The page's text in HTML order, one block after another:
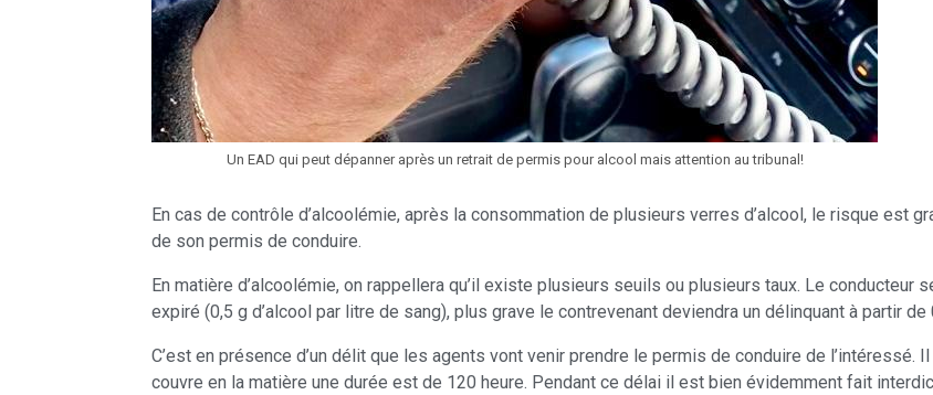
Un EAD qui peut dépanner après un retrait de permis pour alcool mais attention au tribunal!
En cas de contrôle d’alcoolémie, après la consommation de plusieurs verres d’alcool, le risque est
de son permis de conduire.
En matière d’alcoolémie, on rappellera qu’il existe plusieurs seuils ou plusieurs taux. Le conducteur
expiré (0,5 g d’alcool par litre de sang), plus grave le contrevenant deviendra un délinquant à partir de
C’est en présence d’un délit que les agents vont venir prendre le permis de conduire de
couvre en la matière une durée est de 120 heure. Pendant ce délai il est bien évidemment fait